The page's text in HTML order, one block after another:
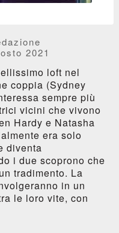
2021
loft nel
coppia (Sydney
sempre più
vicini che vivono
Hardy e Natasha
era solo
diventa
i due scoprono che
tradimento. La
in un
le loro vite, con